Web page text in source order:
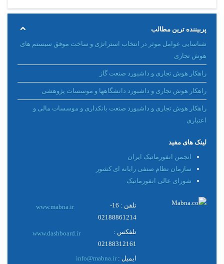
پربیننده ترین مطالب
شناسایی عوامل موثر در انتخاب استراتژی و ساخت موفق سیستم های
هوش تجاری
راهکار هوش تجاری و داشبورد صنعت گاز
راهکار هوش تجاری و داشبورد دانشگاهها و موسسات پژوهشی
راهکار هوش تجاری و داشبورد صنعت بانکداری و موسسات مالی و
اعتباری
لینک های مفید
انجمن انفورماتیک ایران
سازمان نظام صنفی رایانه ای کشور
شورای عالی انفورماتیک
www.mabna.ir
تلفن : 16-
02188861214
www.dashboard.ir
تلفکس :
02188312161
ایمیل :info@mabna.ir